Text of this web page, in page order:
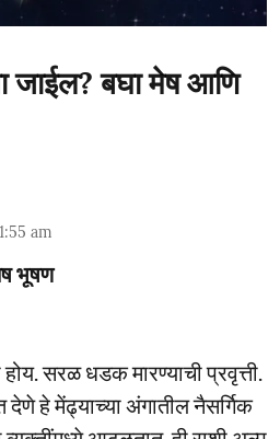
जाईल? बघा मेष आणि
am
भूषण
सरळ धडक मारण्याची प्रवृत्ती.
देणे हे मेंढ्याच्या अंगातील नैसर्गिक